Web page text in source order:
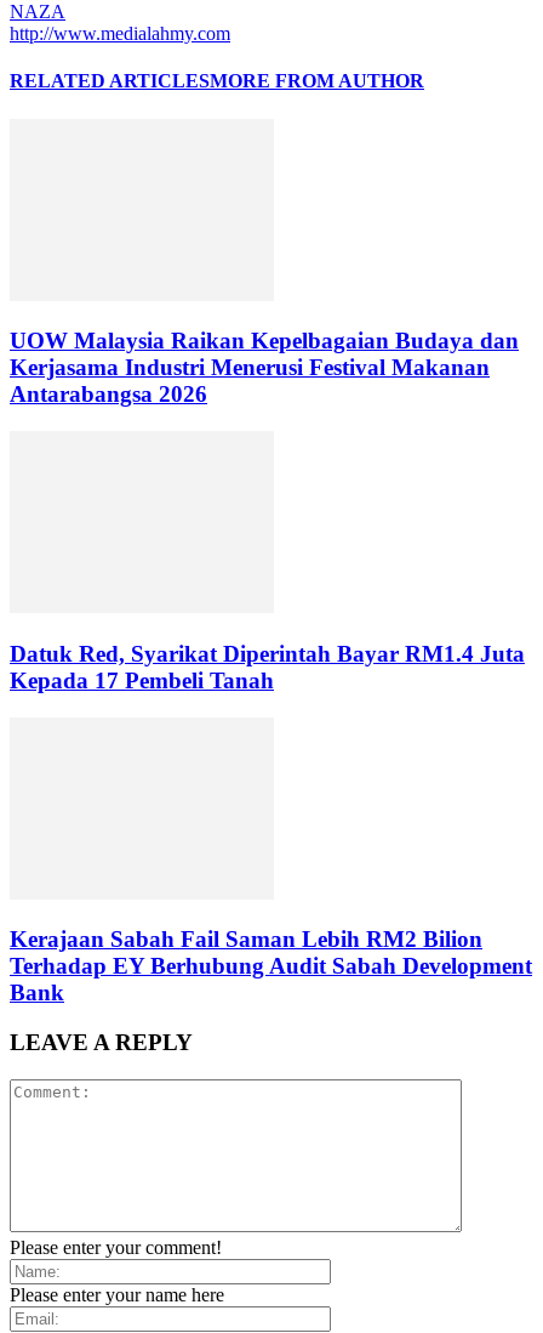
NAZA
http://www.medialahmy.com
RELATED ARTICLESMORE FROM AUTHOR
UOW Malaysia Raikan Kepelbagaian Budaya dan
Kerjasama Industri Menerusi Festival Makanan
Antarabangsa 2026
Datuk Red, Syarikat Diperintah Bayar RM1.4 Juta
Kepada 17 Pembeli Tanah
Kerajaan Sabah Fail Saman Lebih RM2 Bilion
Terhadap EY Berhubung Audit Sabah Development
Bank
LEAVE A REPLY
Please enter your comment!
Please enter your name here